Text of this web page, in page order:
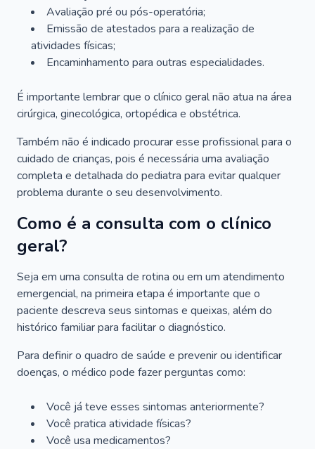
Avaliação pré ou pós-operatória;
Emissão de atestados para a realização de
atividades físicas;
Encaminhamento para outras especialidades.
É importante lembrar que o clínico geral não atua na área
cirúrgica, ginecológica, ortopédica e obstétrica.
Também não é indicado procurar esse profissional para o
cuidado de crianças, pois é necessária uma avaliação
completa e detalhada do pediatra para evitar qualquer
problema durante o seu desenvolvimento.
Como é a consulta com o clínico
geral?
Seja em uma consulta de rotina ou em um atendimento
emergencial, na primeira etapa é importante que o
paciente descreva seus sintomas e queixas, além do
histórico familiar para facilitar o diagnóstico.
Para definir o quadro de saúde e prevenir ou identificar
doenças, o médico pode fazer perguntas como:
Você já teve esses sintomas anteriormente?
Você pratica atividade físicas?
Você usa medicamentos?